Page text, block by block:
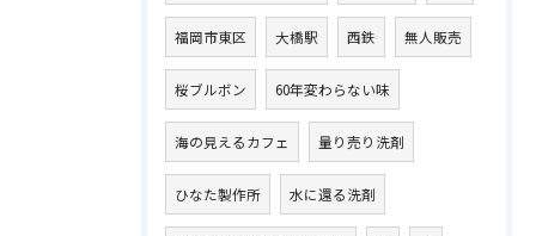
福岡市東区 大橋駅 西鉄 無人販売
桜ブルボン 60年変わらない味
海の見えるカフェ 量り売り洗剤
ひなた製作所 水に還る洗剤